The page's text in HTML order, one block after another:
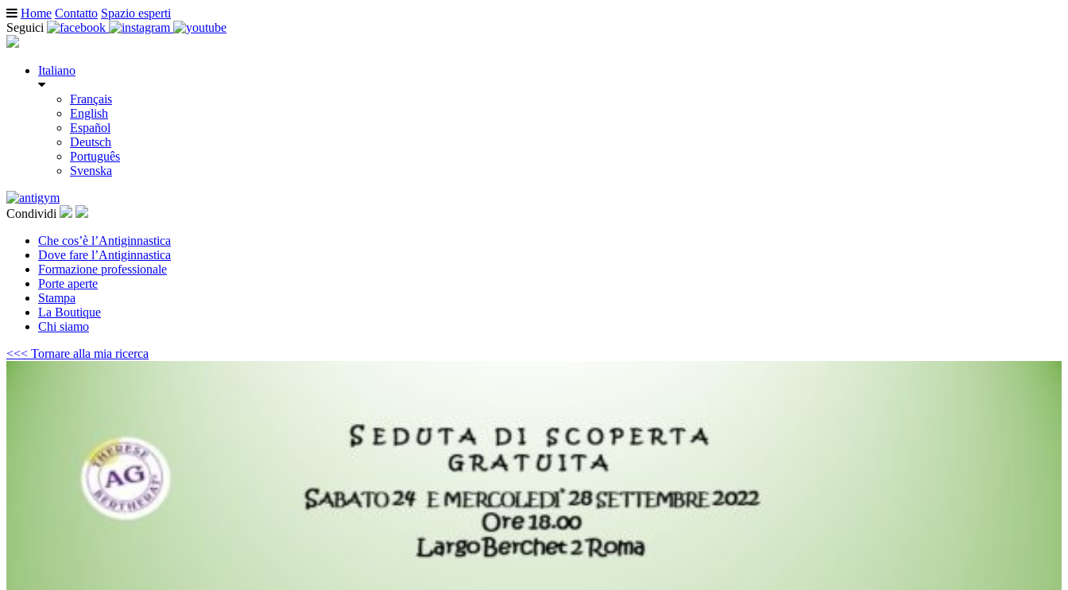
Home Contatto Spazio esperti
Seguici
Italiano
Français
English
Español
Deutsch
Português
Svenska
Condividi
Che cos’è l’Antiginnastica
Dove fare l’Antiginnastica
Formazione professionale
Porte aperte
Stampa
La Boutique
Chi siamo
<<< Tornare alla mia ricerca